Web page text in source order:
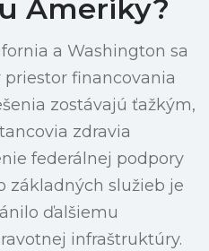
Ameriky?
a Washington sa
financovania
zostávajú ťažkým,
zdravia
federálnej podpory
základných služieb je
ďalšiemu
infraštruktúry.